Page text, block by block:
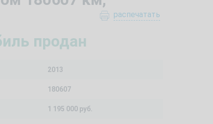
распечатать
продан
2013
180607
1 195 000 руб.